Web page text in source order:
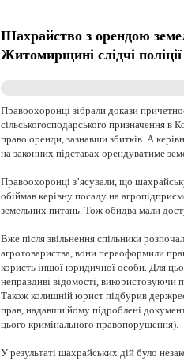
Шахрайство з орендою
Житомирщині слідчі
Правоохоронці зібрали докази
сільськогосподарського призначення в
право оренди, зазнавши збитків. А
на законних підставах орендуватиме
Правоохоронці з’ясували, що
обіймав керівну посаду на
земельних питань. Тож обидва мали
Вже після звільнення спільники
агротовариства, вони переоформили
користь іншої юридичної особи. Для
неправдиві відомості, використовуючи
Також колишній юрист підбурив
прав, надавши йому підроблені
цього кримінального правопорушення).
У результаті шахрайських дій було